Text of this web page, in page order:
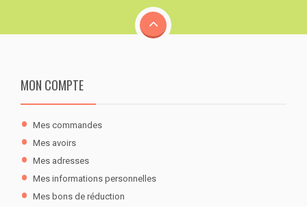
MON COMPTE
Mes commandes
Mes avoirs
Mes adresses
Mes informations personnelles
Mes bons de réduction